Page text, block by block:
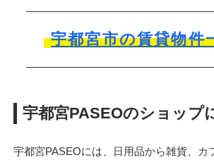
宇都宮市の賃貸物件
宇都宮PASEOのショップ
宇都宮PASEOには、日用品から雑貨、カ